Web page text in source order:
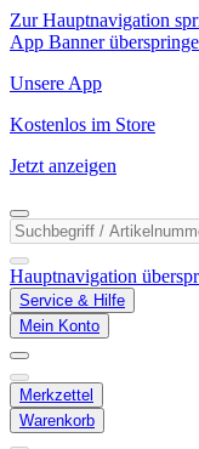
Zur Hauptnavigation
App Banner
Unsere App
Kostenlos im Store
Jetzt anzeigen
Hauptnavigation
Service & Hilfe
Mein Konto
Merkzettel
Warenkorb